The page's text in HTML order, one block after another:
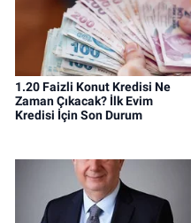
1.20 Faizli Konut Kredisi Ne
Zaman Çıkacak? İlk Evim
Kredisi İçin Son Durum